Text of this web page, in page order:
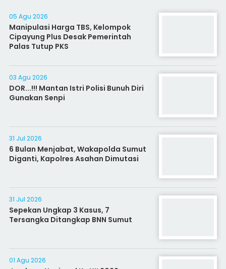
05 Agu 2026
Manipulasi Harga TBS, Kelompok
Cipayung Plus Desak Pemerintah
Palas Tutup PKS
03 Agu 2026
DOR...!!! Mantan Istri Polisi Bunuh Diri
Gunakan Senpi
31 Jul 2026
6 Bulan Menjabat, Wakapolda Sumut
Diganti, Kapolres Asahan Dimutasi
31 Jul 2026
Sepekan Ungkap 3 Kasus, 7
Tersangka Ditangkap BNN Sumut
01 Agu 2026